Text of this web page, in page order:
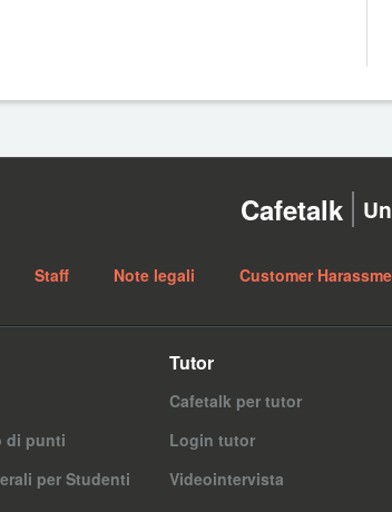
Cafetalk
Staff Note legali Customer
di punti
per Studenti
Tutor
Cafetalk per tutor
Login tutor
Videointervista